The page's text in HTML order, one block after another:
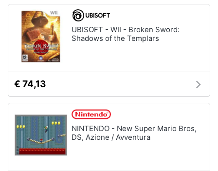
UBISOFT - WII - Broken Sword:
Shadows of the Templars
€ 74,13
NINTENDO - New Super Mario Bros,
DS, Azione / Avventura